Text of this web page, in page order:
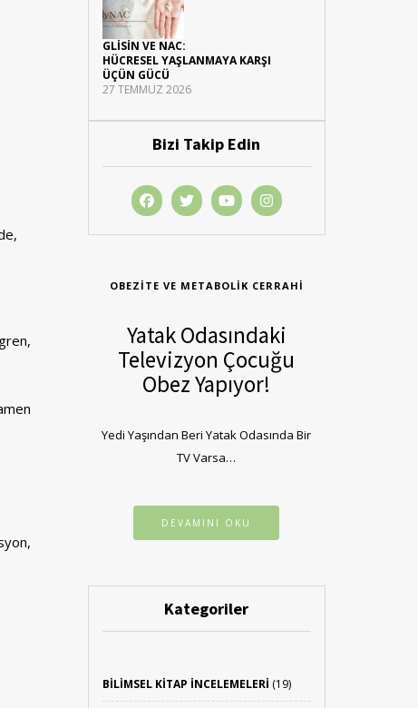
GLISIN VE NAC:
HÜCRESEL YAŞLANMAYA KARŞI
ÜÇÜN GÜCÜ
27 TEMMUZ 2026
Bizi Takip Edin
OBEZITE VE METABOLIK CERRAHI
Yatak Odasındaki
Televizyon Çocuğu
Obez Yapıyor!
Yedi Yaşından Beri Yatak Odasında Bir
TV Varsa…
DEVAMINI OKU
Kategoriler
BILIMSEL KITAP İNCELEMELERI (19)